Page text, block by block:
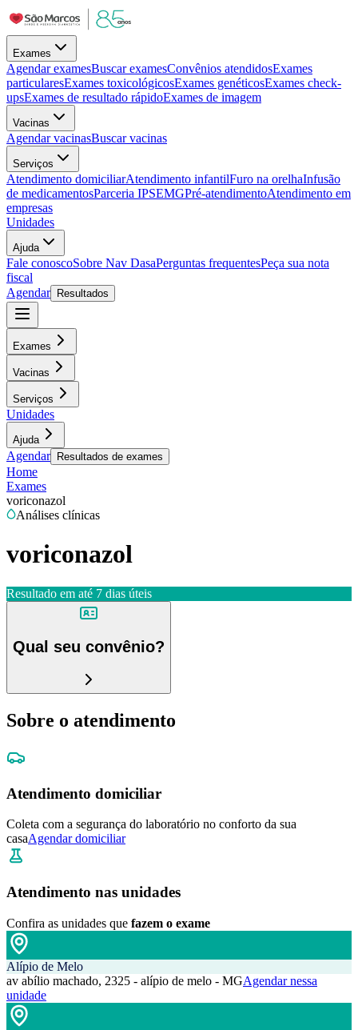
Exames
Agendar examesBuscar examesConvênios atendidosExames
particularesExames toxicológicosExames genéticosExames check-
upsExames de resultado rápidoExames de imagem
Vacinas
Agendar vacinasBuscar vacinas
Serviços
Atendimento domiciliarAtendimento infantilFuro na orelhaInfusão
de medicamentosParceria IPSEMGPré-atendimentoAtendimento em
empresas
Unidades
Ajuda
Fale conoscoSobre Nav DasaPerguntas frequentesPeça sua nota
fiscal
Agendar
Resultados
Exames
Vacinas
Serviços
Unidades
Ajuda
Agendar Resultados de exames
Home
Exames
voriconazol
Análises clínicas
voriconazol
Resultado em até 7 dias úteis
Qual seu convênio?
Sobre o atendimento
Atendimento domiciliar
Coleta com a segurança do laboratório no conforto da sua
casaAgendar domiciliar
Atendimento nas unidades
Confira as unidades que fazem o exame
Alípio de Melo
av abílio machado, 2325 - alípio de melo - MGAgendar nessa
unidade